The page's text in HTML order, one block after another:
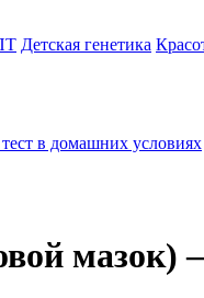
Детская генетика
в домашних условиях